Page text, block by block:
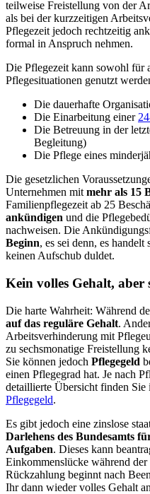
teilweise Freistellung von der
als bei der kurzzeitigen
Pflegezeit jedoch rechtzeitig
formal in Anspruch nehmen.
Die Pflegezeit kann sowohl für
Pflegesituationen genutzt
Die dauerhafte
Die Einarbeitung einer
Die Betreuung in der
Begleitung)
Die Pflege eines
Die gesetzlichen
Unternehmen mit mehr als 15
Familienpflegezeit ab 25
ankündigen und die
nachweisen. Die
Beginn, es sei denn, es
keinen Aufschub duldet.
Kein volles Gehalt, aber
Die harte Wahrheit: Während
auf das reguläre Gehalt.
Arbeitsverhinderung mit
zu sechsmonatige Freistellung
Sie können jedoch Pflegegeld
einen Pflegegrad hat. Je nach
detaillierte Übersicht finden Sie
Pflegegeld.
Es gibt jedoch eine zinslose
Darlehens des Bundesamts
Aufgaben. Dieses kann
Einkommenslücke während
Rückzahlung beginnt nach
Ihr dann wieder volles Gehalt